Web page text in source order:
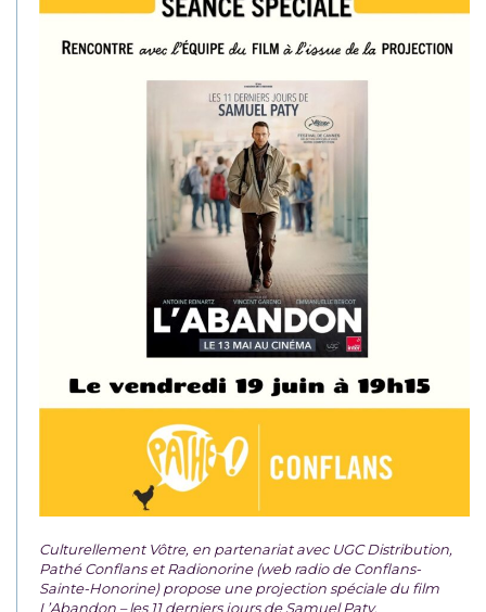
Culturellement Vôtre, en partenariat avec UGC Distribution,
Pathé Conflans et Radionorine (web radio de Conflans-
Sainte-Honorine) propose une projection spéciale du film
L’Abandon – les 11 derniers jours de Samuel Paty.